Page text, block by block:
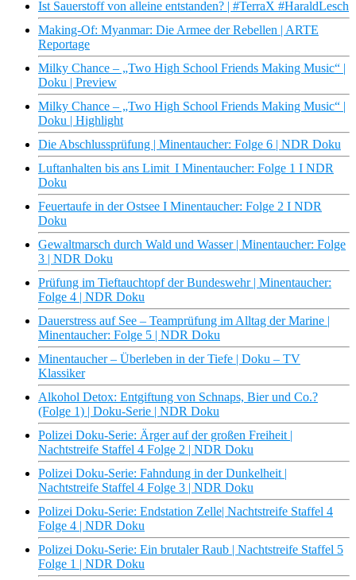
Ist Sauerstoff von alleine entstanden? | #TerraX #HaraldLesch
Making-Of: Myanmar: Die Armee der Rebellen | ARTE
Reportage
Milky Chance – „Two High School Friends Making Music“ |
Doku | Preview
Milky Chance – „Two High School Friends Making Music“ |
Doku | Highlight
Die Abschlussprüfung | Minentaucher: Folge 6 | NDR Doku
Luftanhalten bis ans Limit I Minentaucher: Folge 1 I NDR
Doku
Feuertaufe in der Ostsee I Minentaucher: Folge 2 I NDR
Doku
Gewaltmarsch durch Wald und Wasser | Minentaucher: Folge
3 | NDR Doku
Prüfung im Tieftauchtopf der Bundeswehr | Minentaucher:
Folge 4 | NDR Doku
Dauerstress auf See – Teamprüfung im Alltag der Marine |
Minentaucher: Folge 5 | NDR Doku
Minentaucher – Überleben in der Tiefe | Doku – TV
Klassiker
Alkohol Detox: Entgiftung von Schnaps, Bier und Co.?
(Folge 1) | Doku-Serie | NDR Doku
Polizei Doku-Serie: Ärger auf der großen Freiheit |
Nachtstreife Staffel 4 Folge 2 | NDR Doku
Polizei Doku-Serie: Fahndung in der Dunkelheit |
Nachtstreife Staffel 4 Folge 3 | NDR Doku
Polizei Doku-Serie: Endstation Zelle| Nachtstreife Staffel 4
Folge 4 | NDR Doku
Polizei Doku-Serie: Ein brutaler Raub | Nachtstreife Staffel 5
Folge 1 | NDR Doku